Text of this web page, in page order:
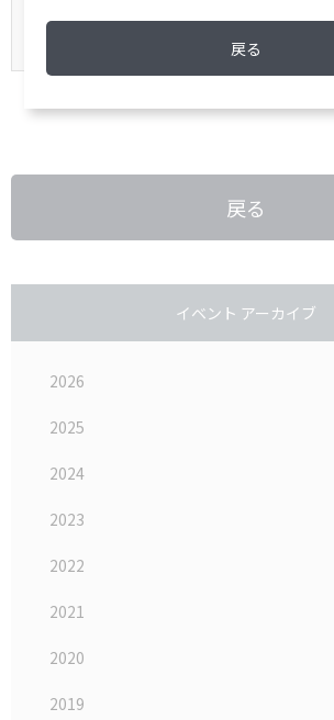
子はこちら！
戻る
イベント アーカイブ
2026
2025
2024
2023
2022
2021
2020
2019
戻る